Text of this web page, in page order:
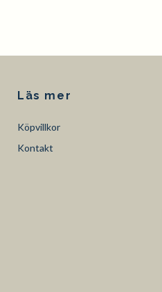
Läs mer
Köpvillkor
Kontakt